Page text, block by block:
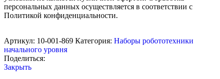
персональных данных осуществляется в соответствии с
Политикой конфиденциальности.
Артикул: 10-001-869 Категория: Наборы робототехники
начального уровня
Поделиться:
Закрыть